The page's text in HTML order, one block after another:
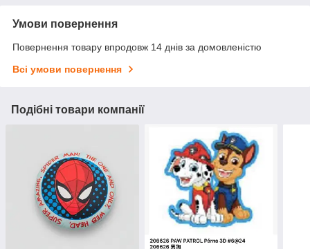
Умови повернення
Повернення товару впродовж 14 днів за домовленістю
Всі умови повернення
Подібні товари компанії